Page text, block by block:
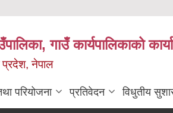
गाउँ कार्यपालिकाको
नेपाल
परियोजना प्रतिवेदन विधुतीय